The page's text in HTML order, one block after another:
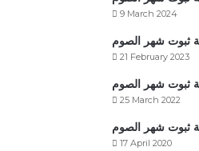
9 March 2024
21 February 2023
25 March 2022
17 April 2020